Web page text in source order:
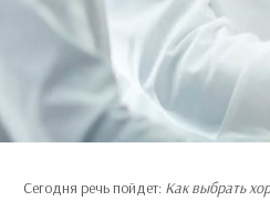
Сегодня речь пойдет: Как выбрать